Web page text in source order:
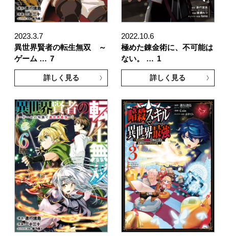
2023.3.7
異世界賢者の転生無双 ～
ゲーム … 7
詳しく見る
2022.10.6
極めた錬金術に、不可能は
ない。 … 1
詳しく見る